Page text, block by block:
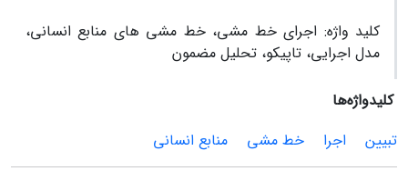
کلید واژه: اجرای خط مشی، خط مشی های منابع انسانی،
مدل اجرایی، تاپیکو، تحلیل مضمون
کلیدواژه‌ها
تبیین
اجرا خط مشی منابع انسانی